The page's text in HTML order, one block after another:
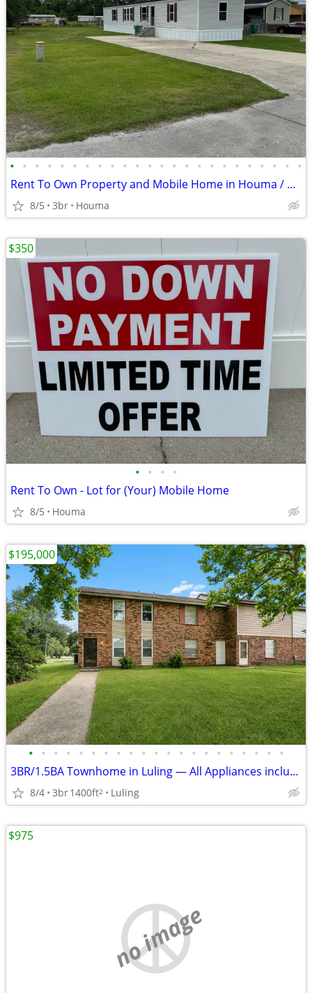
• • • • • • • • • • • • • • • • • • • • • • • •
Rent To Own Property and Mobile Home in Houma / Bayou Blue
8/5 3br Houma
• • • •
Rent To Own - Lot for (Your) Mobile Home
8/5 Houma
$350
• • • • • • • • • • • • • • • • • • • • •
3BR/1.5BA Townhome in Luling — All Appliances included, no hoa, $199k
8/4 3br1400ft2 Luling
$195,000
no image
$975